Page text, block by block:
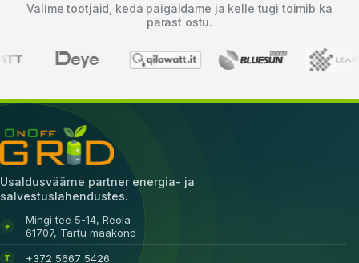
Valime tootjaid, keda paigaldame ja kelle tugi toimib ka
pärast ostu.
Usaldusväärne partner energia- ja
salvestuslahendustes.
⌖
Mingi tee 5-14, Reola
61707, Tartu maakond
T +372 5667 5426